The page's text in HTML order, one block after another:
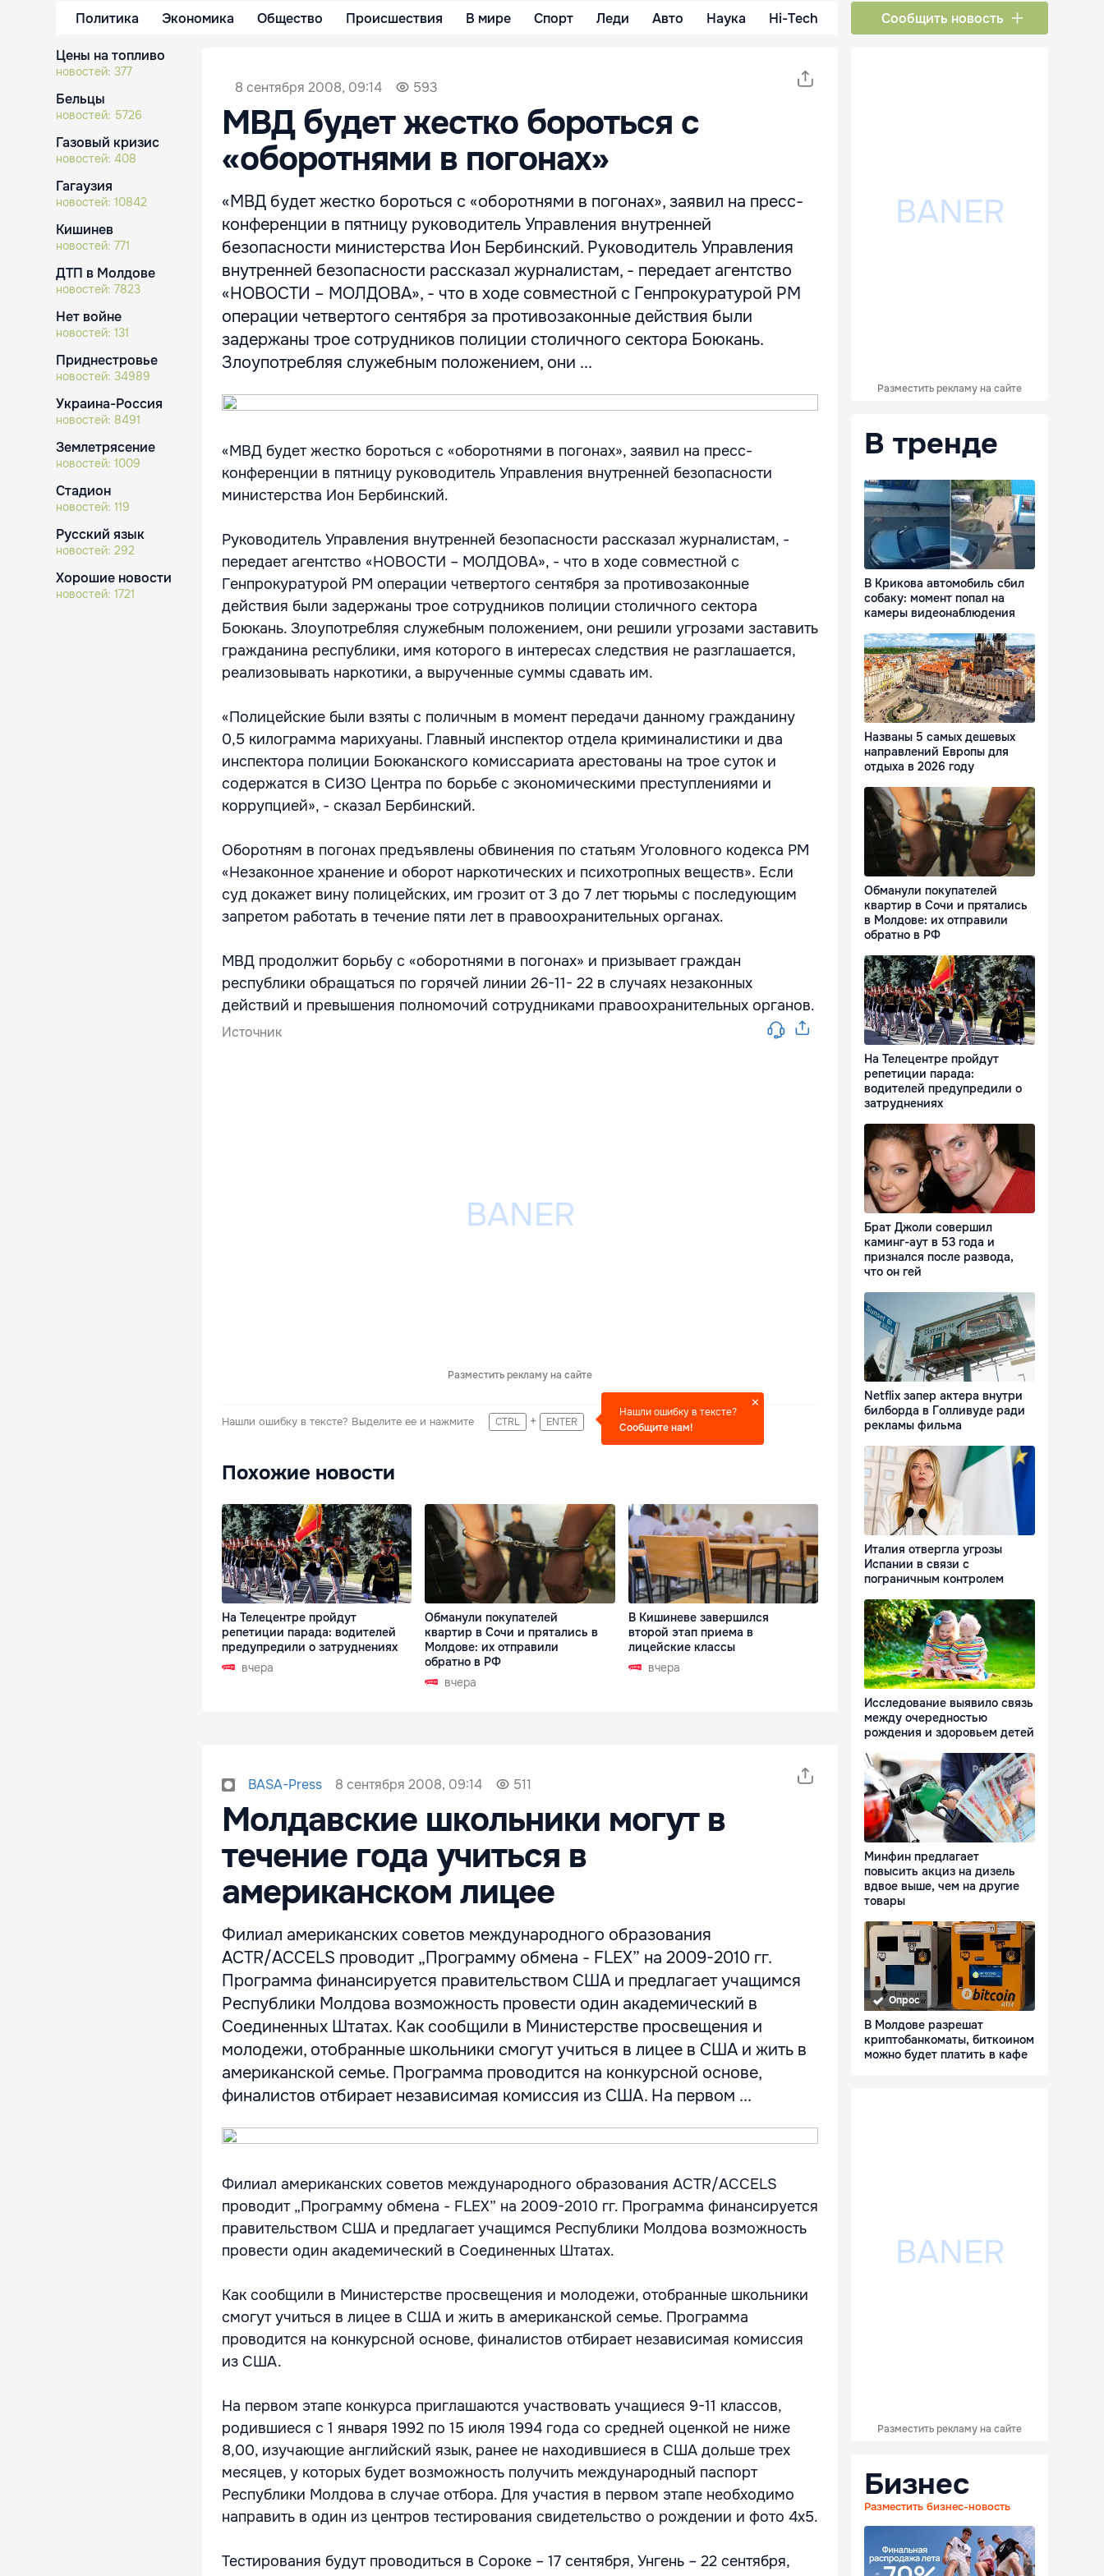
Политика Экономика Общество Происшествия В мире Спорт Леди Авто Наука Hi-Tech Сообщить новость
Цены на топливо
новостей: 377
Бельцы
новостей: 5726
Газовый кризис
новостей: 408
Гагаузия
новостей: 10842
Кишинев
новостей: 771
ДТП в Молдове
новостей: 7823
Нет войне
новостей: 131
Приднестровье
новостей: 34989
Украина-Россия
новостей: 8491
Землетрясение
новостей: 1009
Стадион
новостей: 119
Русский язык
новостей: 292
Хорошие новости
новостей: 1721
8 сентября 2008, 09:14 593
МВД будет жестко бороться с
«оборотнями в погонах»
«МВД будет жестко бороться с «оборотнями в погонах», заявил на пресс-
конференции в пятницу руководитель Управления внутренней
безопасности министерства Ион Бербинский. Руководитель Управления
внутренней безопасности рассказал журналистам, - передает агентство
«НОВОСТИ – МОЛДОВА», - что в ходе совместной с Генпрокуратурой РМ
операции четвертого сентября за противозаконные действия были
задержаны трое сотрудников полиции столичного сектора Боюкань.
Злоупотребляя служебным положением, они ...
«МВД будет жестко бороться с «оборотнями в погонах», заявил на пресс-
конференции в пятницу руководитель Управления внутренней безопасности
министерства Ион Бербинский.
Руководитель Управления внутренней безопасности рассказал журналистам, -
передает агентство «НОВОСТИ – МОЛДОВА», - что в ходе совместной с
Генпрокуратурой РМ операции четвертого сентября за противозаконные
действия были задержаны трое сотрудников полиции столичного сектора
Боюкань. Злоупотребляя служебным положением, они решили угрозами заставить
гражданина республики, имя которого в интересах следствия не разглашается,
реализовывать наркотики, а вырученные суммы сдавать им.
«Полицейские были взяты с поличным в момент передачи данному гражданину
0,5 килограмма марихуаны. Главный инспектор отдела криминалистики и два
инспектора полиции Боюканского комиссариата арестованы на трое суток и
содержатся в СИЗО Центра по борьбе с экономическими преступлениями и
коррупцией», - сказал Бербинский.
Оборотням в погонах предъявлены обвинения по статьям Уголовного кодекса РМ
«Незаконное хранение и оборот наркотических и психотропных веществ». Если
суд докажет вину полицейских, им грозит от 3 до 7 лет тюрьмы с последующим
запретом работать в течение пяти лет в правоохранительных органах.
МВД продолжит борьбу с «оборотнями в погонах» и призывает граждан
республики обращаться по горячей линии 26-11- 22 в случаях незаконных
действий и превышения полномочий сотрудниками правоохранительных органов.
Источник
Разместить рекламу на сайте
Нашли ошибку в тексте? Выделите ее и нажмите CTRL + ENTER
Нашли ошибку в тексте?
Сообщите нам!
Похожие новости
На Телецентре пройдут
репетиции парада: водителей
предупредили о затруднениях
вчера
Обманули покупателей
квартир в Сочи и прятались в
Молдове: их отправили
обратно в РФ
вчера
В Кишиневе завершился
второй этап приема в
лицейские классы
вчера
BASA-Press 8 сентября 2008, 09:14 511
Молдавские школьники могут в
течение года учиться в
американском лицее
Филиал американских советов международного образования
ACTR/ACCELS проводит „Программу обмена - FLEX” на 2009-2010 гг.
Программа финансируется правительством США и предлагает учащимся
Республики Молдова возможность провести один академический в
Соединенных Штатах. Как сообщили в Министерстве просвещения и
молодежи, отобранные школьники смогут учиться в лицее в США и жить в
американской семье. Программа проводится на конкурсной основе,
финалистов отбирает независимая комиссия из США. На первом ...
Филиал американских советов международного образования ACTR/ACCELS
проводит „Программу обмена - FLEX” на 2009-2010 гг. Программа финансируется
правительством США и предлагает учащимся Республики Молдова возможность
провести один академический в Соединенных Штатах.
Как сообщили в Министерстве просвещения и молодежи, отобранные школьники
смогут учиться в лицее в США и жить в американской семье. Программа
проводится на конкурсной основе, финалистов отбирает независимая комиссия
из США.
На первом этапе конкурса приглашаются участвовать учащиеся 9-11 классов,
родившиеся с 1 января 1992 по 15 июля 1994 года со средней оценкой не ниже
8,00, изучающие английский язык, ранее не находившиеся в США дольше трех
месяцев, у которых будет возможность получить международный паспорт
Республики Молдова в случае отбора. Для участия в первом этапе необходимо
направить в один из центров тестирования свидетельство о рождении и фото 4x5.
Тестирования будут проводиться в Сороке – 17 сентября, Унгень – 22 сентября,
Разместить рекламу на сайте
В тренде
В Крикова автомобиль сбил
собаку: момент попал на
камеры видеонаблюдения
Названы 5 самых дешевых
направлений Европы для
отдыха в 2026 году
Обманули покупателей
квартир в Сочи и прятались
в Молдове: их отправили
обратно в РФ
На Телецентре пройдут
репетиции парада:
водителей предупредили о
затруднениях
Брат Джоли совершил
каминг-аут в 53 года и
признался после развода,
что он гей
Netflix запер актера внутри
билборда в Голливуде ради
рекламы фильма
Италия отвергла угрозы
Испании в связи с
пограничным контролем
Исследование выявило связь
между очередностью
рождения и здоровьем детей
Минфин предлагает
повысить акциз на дизель
вдвое выше, чем на другие
товары
Опрос
В Молдове разрешат
криптобанкоматы, биткоином
можно будет платить в кафе
Разместить рекламу на сайте
Бизнес
Разместить бизнес-новость